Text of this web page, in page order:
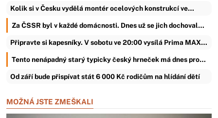
Kolik si v Česku vydělá montér ocelových konstrukcí ve…
Za ČSSR byl v každé domácnosti. Dnes už se jich dochoval…
Připravte si kapesníky. V sobotu ve 20:00 vysílá Prima MAX…
Tento nenápadný starý typicky český hrneček má dnes pro…
Od září bude přispívat stát 6 000 Kč rodičům na hlídání dětí
MOŽNÁ JSTE ZMEŠKALI